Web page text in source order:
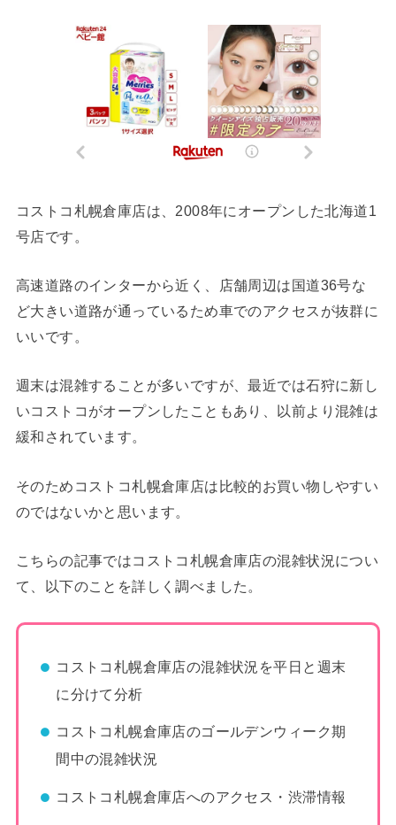
コストコ札幌倉庫店は、2008年にオープンした北海道1
号店です。
高速道路のインターから近く、店舗周辺は国道36号な
ど大きい道路が通っているため車でのアクセスが抜群に
いいです。
週末は混雑することが多いですが、最近では石狩に新し
いコストコがオープンしたこともあり、以前より混雑は
緩和されています。
そのためコストコ札幌倉庫店は比較的お買い物しやすい
のではないかと思います。
こちらの記事ではコストコ札幌倉庫店の混雑状況につい
て、以下のことを詳しく調べました。
コストコ札幌倉庫店の混雑状況を平日と週末
に分けて分析
コストコ札幌倉庫店のゴールデンウィーク期
間中の混雑状況
コストコ札幌倉庫店へのアクセス・渋滞情報